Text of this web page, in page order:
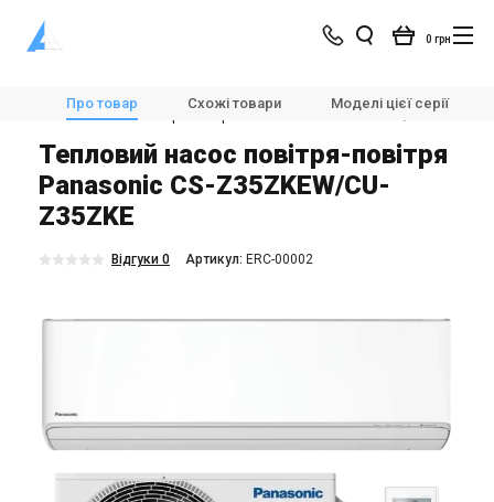
0 грн
Магазин Опалення
🔆Теплові насоси
Теплові насоси повітря-повітря
Про товар Схожі товари Моделі цієї серії
Тепловий насос повітря-повітря
Panasonic CS-Z35ZKEW/CU-
Z35ZKE
Відгуки 0 Aртикул: ERC-00002